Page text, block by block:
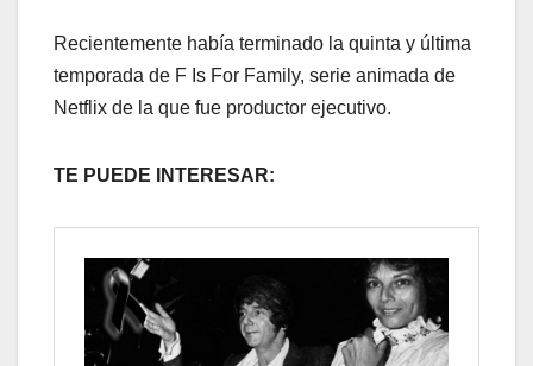
Recientemente había terminado la quinta y última
temporada de F Is For Family, serie animada de
Netflix de la que fue productor ejecutivo.
TE PUEDE INTERESAR: